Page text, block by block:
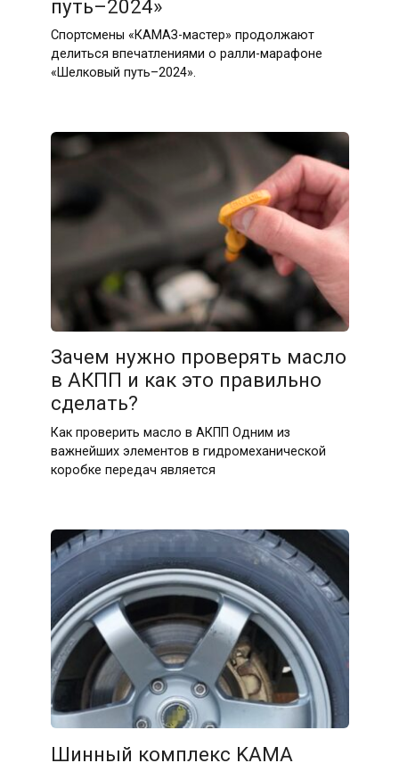
путь–2024»
Спортсмены «КАМАЗ-мастер» продолжают
делиться впечатлениями о ралли-марафоне
«Шелковый путь–2024».
Зачем нужно проверять масло
в АКПП и как это правильно
сделать?
Как проверить масло в АКПП Одним из
важнейших элементов в гидромеханической
коробке передач является
Шинный комплекс KAMA